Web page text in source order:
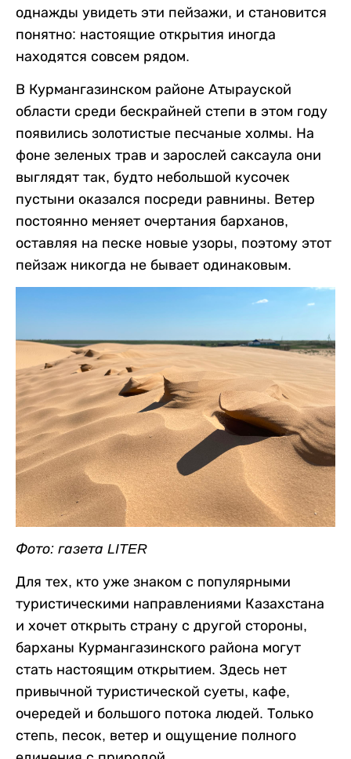
однажды увидеть эти пейзажи, и становится
понятно: настоящие открытия иногда
находятся совсем рядом.
В Курмангазинском районе Атырауской
области среди бескрайней степи в этом году
появились золотистые песчаные холмы. На
фоне зеленых трав и зарослей саксаула они
выглядят так, будто небольшой кусочек
пустыни оказался посреди равнины. Ветер
постоянно меняет очертания барханов,
оставляя на песке новые узоры, поэтому этот
пейзаж никогда не бывает одинаковым.
Фото: газета LITER
Для тех, кто уже знаком с популярными
туристическими направлениями Казахстана
и хочет открыть страну с другой стороны,
барханы Курмангазинского района могут
стать настоящим открытием. Здесь нет
привычной туристической суеты, кафе,
очередей и большого потока людей. Только
степь, песок, ветер и ощущение полного